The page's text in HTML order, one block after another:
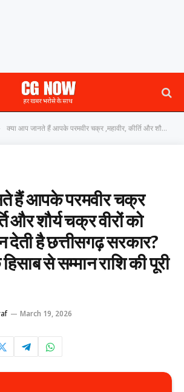
क्या आप जानते हैं आपके परमवीर चक्र ,महावीर, कीर्ति और शौर्य चक्र वीरों को कितना सम्मान देती है छत्तीसगढ़ सरकार? देखें पदकों के हिसाब से सम्मान राशि की पूरी सूची।
हैं आपके परमवीर चक्र
और शौर्य चक्र वीरों को
देती है छत्तीसगढ़ सरकार?
से सम्मान राशि की पूरी
March 19, 2026